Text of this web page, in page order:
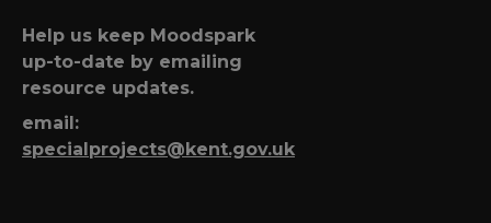
Help us keep Moodspark
up-to-date by emailing
resource updates.
email:
specialprojects@kent.gov.uk